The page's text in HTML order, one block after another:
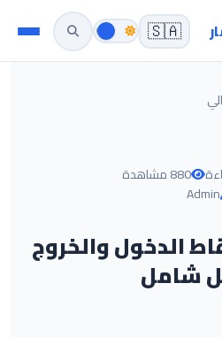
🇸🇦
880 مشاهدة
Admin
الدخول والخروج
شامل